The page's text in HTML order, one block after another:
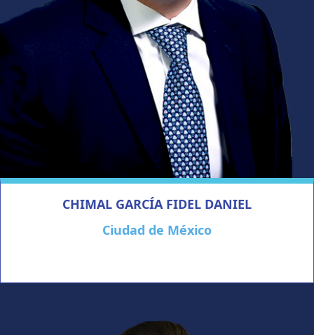
CHIMAL GARCÍA FIDEL DANIEL
Ciudad de México